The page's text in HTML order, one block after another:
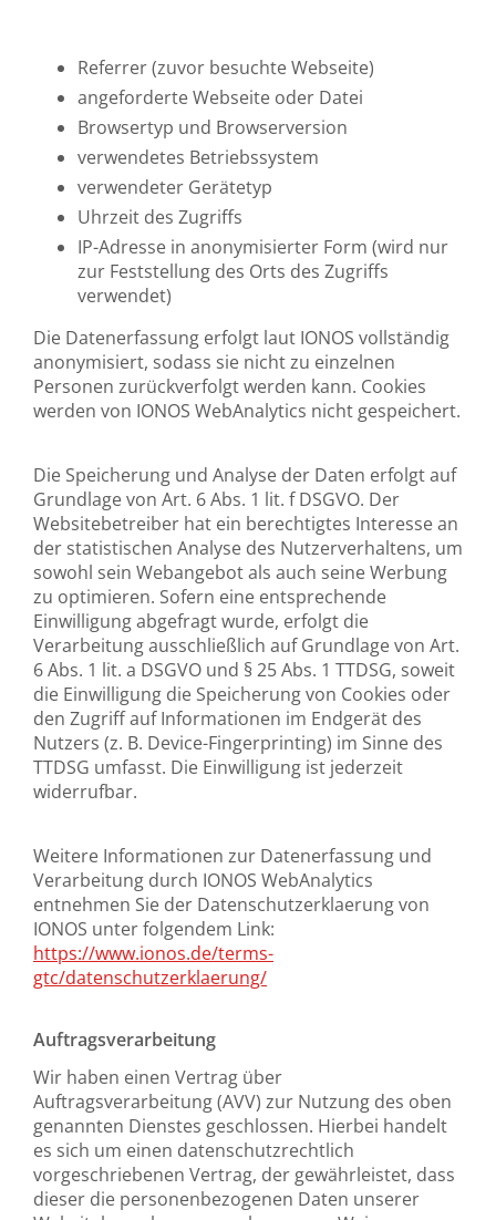
Referrer (zuvor besuchte Webseite)
angeforderte Webseite oder Datei
Browsertyp und Browserversion
verwendetes Betriebssystem
verwendeter Gerätetyp
Uhrzeit des Zugriffs
IP-Adresse in anonymisierter Form (wird nur
zur Feststellung des Orts des Zugriffs
verwendet)
Die Datenerfassung erfolgt laut IONOS vollständig
anonymisiert, sodass sie nicht zu einzelnen
Personen zurückverfolgt werden kann. Cookies
werden von IONOS WebAnalytics nicht gespeichert.
Die Speicherung und Analyse der Daten erfolgt auf
Grundlage von Art. 6 Abs. 1 lit. f DSGVO. Der
Websitebetreiber hat ein berechtigtes Interesse an
der statistischen Analyse des Nutzerverhaltens, um
sowohl sein Webangebot als auch seine Werbung
zu optimieren. Sofern eine entsprechende
Einwilligung abgefragt wurde, erfolgt die
Verarbeitung ausschließlich auf Grundlage von Art.
6 Abs. 1 lit. a DSGVO und § 25 Abs. 1 TTDSG, soweit
die Einwilligung die Speicherung von Cookies oder
den Zugriff auf Informationen im Endgerät des
Nutzers (z. B. Device-Fingerprinting) im Sinne des
TTDSG umfasst. Die Einwilligung ist jederzeit
widerrufbar.
Weitere Informationen zur Datenerfassung und
Verarbeitung durch IONOS WebAnalytics
entnehmen Sie der Datenschutzerklaerung von
IONOS unter folgendem Link:
https://www.ionos.de/terms-
gtc/datenschutzerklaerung/
Auftragsverarbeitung
Wir haben einen Vertrag über
Auftragsverarbeitung (AVV) zur Nutzung des oben
genannten Dienstes geschlossen. Hierbei handelt
es sich um einen datenschutzrechtlich
vorgeschriebenen Vertrag, der gewährleistet, dass
dieser die personenbezogenen Daten unserer